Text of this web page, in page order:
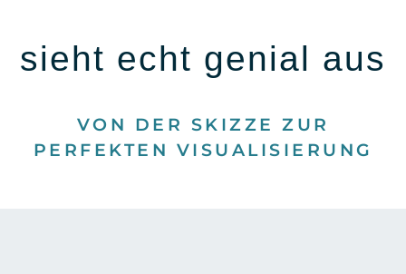
sieht echt genial aus
VON DER SKIZZE ZUR
PERFEKTEN VISUALISIERUNG